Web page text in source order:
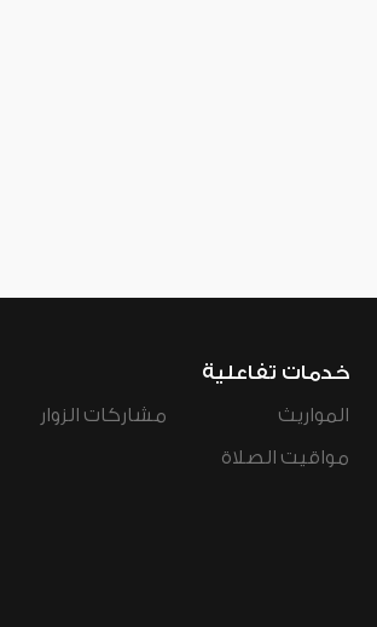
خدمات تفاعلية
المواريث
مواقيت الصلاة
مشاركات الزوار